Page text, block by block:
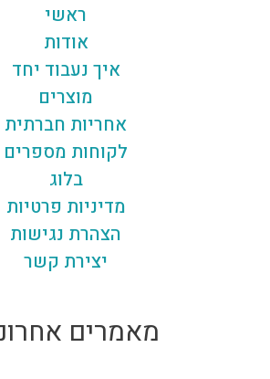
ראשי
אודות
איך נעבוד יחד
מוצרים
אחריות חברתית
לקוחות מספרים
בלוג
מדיניות פרטיות
הצהרת נגישות
יצירת קשר
מאמרים